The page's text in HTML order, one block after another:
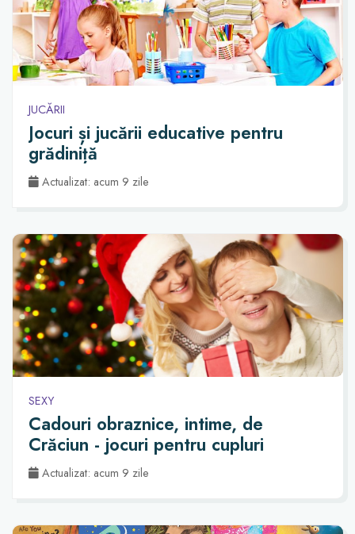
JUCĂRII
Jocuri și jucării educative pentru
grădiniță
Actualizat: acum 9 zile
SEXY
Cadouri obraznice, intime, de
Crăciun - jocuri pentru cupluri
Actualizat: acum 9 zile